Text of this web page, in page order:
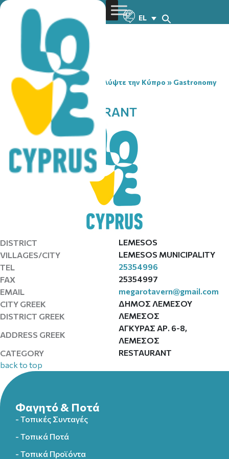
EL
You are here:Home» Ανακαλύψτε την Κύπρο » Gastronomy
» MEGARO RESTAURANT
MEGARO RESTAURANT
DISTRICT
LEMESOS
VILLAGES/CITY
LEMESOS MUNICIPALITY
TEL
25354996
FAX
25354997
EMAIL
megarotavern@gmail.com
CITY GREEK
ΔΗΜΟΣ ΛΕΜΕΣΟΥ
DISTRICT GREEK
ΛΕΜΕΣΟΣ
ADDRESS GREEK
ΑΓΚΥΡΑΣ ΑΡ. 6-8,
ΛΕΜΕΣΟΣ
CATEGORY
RESTAURANT
back to top
Φαγητό & Ποτά
- Τοπικές Συνταγές
- Τοπικά Ποτά
- Τοπικά Προϊόντα